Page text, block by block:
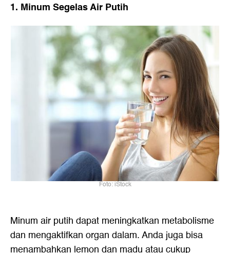
1. Minum Segelas Air Putih
Foto: iStock
Minum air putih dapat meningkatkan metabolisme
dan mengaktifkan organ dalam. Anda juga bisa
menambahkan lemon dan madu atau cukup